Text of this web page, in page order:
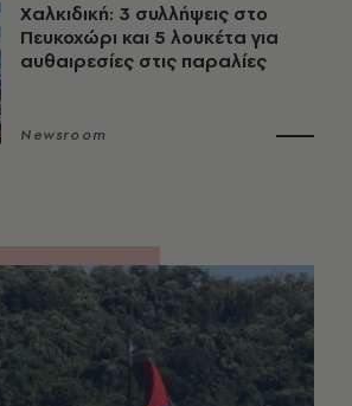
Χαλκιδική: 3 συλλήψεις στο
Πευκοχώρι και 5 λουκέτα για
αυθαιρεσίες στις παραλίες
Newsroom